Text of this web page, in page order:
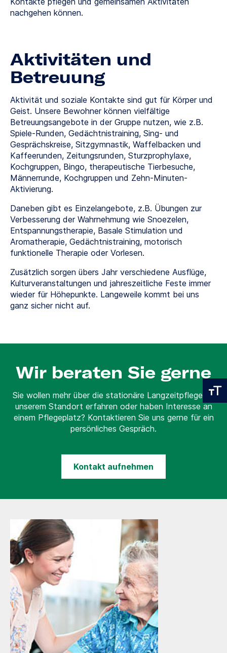
nachgehen können.
Aktivitäten und
Betreuung
Aktivität und soziale Kontakte sind gut für Körper und
Geist. Unsere Bewohner können vielfältige
Betreuungsangebote in der Gruppe nutzen, wie z.B.
Spiele-Runden, Gedächtnistraining, Sing- und
Gesprächskreise, Sitzgymnastik, Waffelbacken und
Kaffeerunden, Zeitungsrunden, Sturzprophylaxe,
Kochgruppen, Bingo, therapeutische Tierbesuche,
Männerrunde, Kochgruppen und Zehn-Minuten-
Aktivierung.
Daneben gibt es Einzelangebote, z.B. Übungen zur
Verbesserung der Wahrnehmung wie Snoezelen,
Entspannungstherapie, Basale Stimulation und
Aromatherapie, Gedächtnistraining, motorisch
funktionelle Therapie oder Vorlesen.
Zusätzlich sorgen übers Jahr verschiedene Ausflüge,
Kulturveranstaltungen und jahreszeitliche Feste immer
wieder für Höhepunkte. Langeweile kommt bei uns
ganz sicher nicht auf.
Wir beraten Sie gerne
Sie wollen mehr über die stationäre Langzeitpflege an
unserem Standort erfahren oder haben Interesse an
einem Pflegeplatz? Kontaktieren Sie uns gerne für ein
persönliches Gespräch.
Kontakt aufnehmen